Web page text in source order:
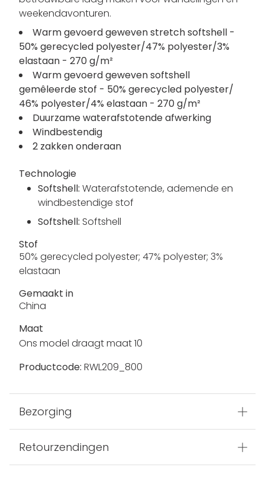
weekendavonturen.
Warm gevoerd geweven stretch softshell -
50% gerecycled polyester/47% polyester/3%
elastaan - 270 g/m²
Warm gevoerd geweven softshell
gemêleerde stof - 50% gerecycled polyester/
46% polyester/4% elastaan - 270 g/m²
Duurzame waterafstotende afwerking
Windbestendig
2 zakken onderaan
Technologie
Softshell: Waterafstotende, ademende en
windbestendige stof
Softshell: Softshell
Stof
50% gerecycled polyester; 47% polyester; 3%
elastaan
Gemaakt in
China
Maat
Ons model draagt maat 10
Productcode: RWL209_800
Bezorging
Retourzendingen